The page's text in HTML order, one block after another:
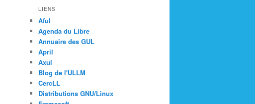
LIENS
Aful
Agenda du Libre
Annuaire des GUL
April
Axul
Blog de l'ULLM
CercLL
Distributions GNU/Linux